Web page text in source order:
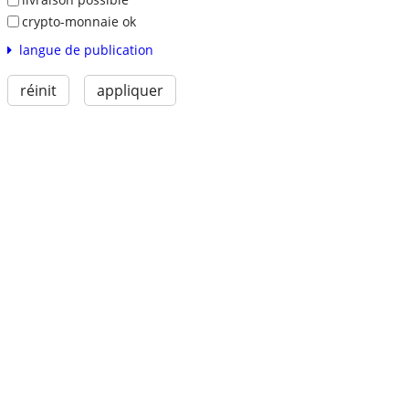
crypto-monnaie ok
langue de publication
réinit appliquer